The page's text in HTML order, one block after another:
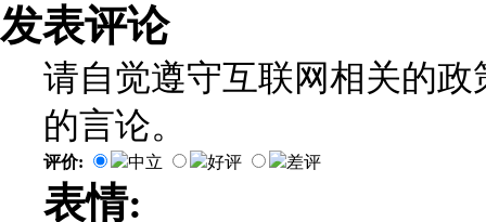
发表评论
请自觉遵守互联网相关的
的言论。
评价: 中立 好评 差评
表情: